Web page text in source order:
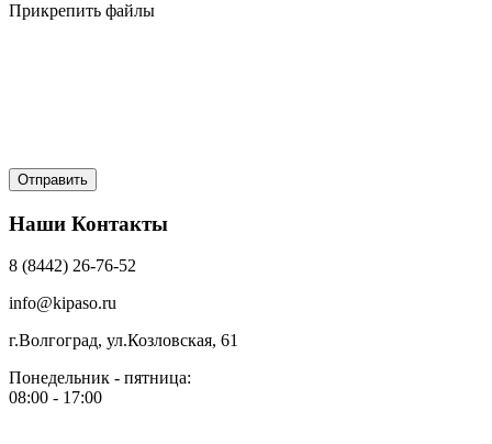
Прикрепить файлы
Наши Контакты
8 (8442) 26-76-52
info@kipaso.ru
г.Волгоград, ул.Козловская, 61
Понедельник - пятница:
08:00 - 17:00